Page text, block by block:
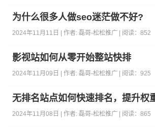
为什么很多人做seo迷茫做不好?
2024年11月11日 | 作者:磊哥-松松推广 | 阅读：852
影视站如何从零开始整站快排
2024年11月09日 | 作者:磊哥-松松推广 | 阅读：925
无排名站点如何快速排名，提升权
2024年11月08日 | 作者:磊哥-松松推广 | 阅读：865